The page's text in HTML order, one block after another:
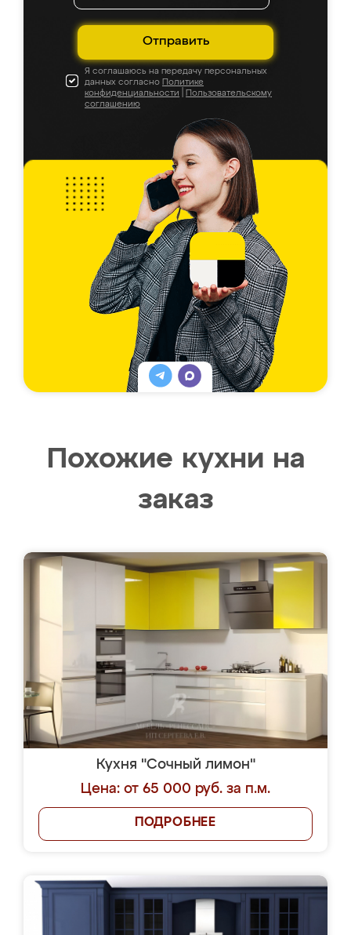
Отправить
Я соглашаюсь на передачу персональных
данных согласно Политике
конфиденциальности
Пользовательскому
соглашению
Похожие кухни на
заказ
Кухня "Сочный лимон"
Цена: от 65 000 руб. за п.м.
ПОДРОБНЕЕ